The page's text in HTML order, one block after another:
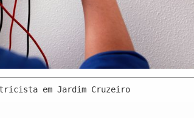
em Jardim Cruzeiro